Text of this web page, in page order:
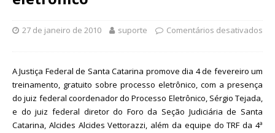
27 de janeiro de 2010 suporte Comentários desativados
A Justiça Federal de Santa Catarina promove dia 4 de fevereiro um
treinamento, gratuito sobre processo eletrônico, com a presença
do juiz federal coordenador do Processo Eletrônico, Sérgio Tejada,
e do juiz federal diretor do Foro da Seção Judiciária de Santa
Catarina, Alcides Alcides Vettorazzi, além da equipe do TRF da 4ª